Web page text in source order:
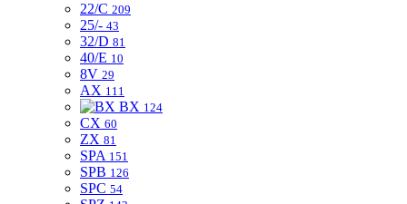
22/C 209
25/- 43
32/D 81
40/E 10
8V 29
AX 111
BX 124
CX 60
ZX 81
SPA 151
SPB 126
SPC 54